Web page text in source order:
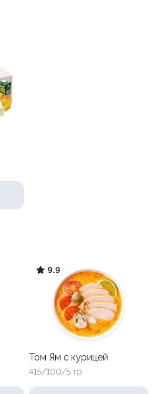
9.9
Том Ям с курицей
415/100/5 гр